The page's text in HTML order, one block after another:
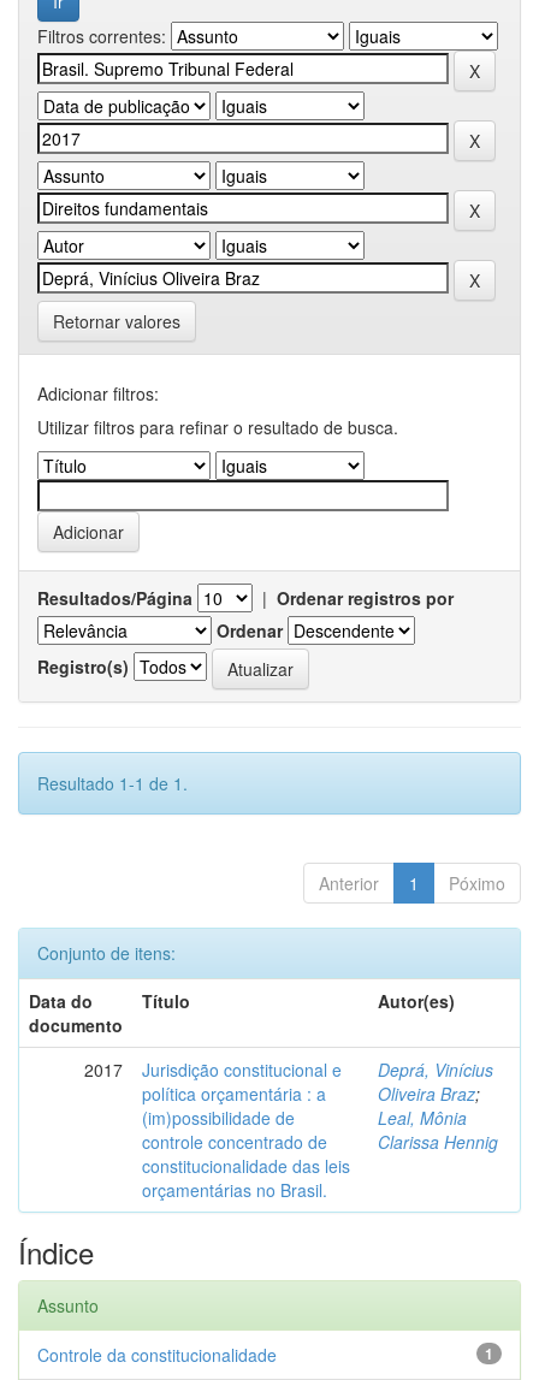
Filtros correntes:
Retornar valores
Adicionar filtros:
Utilizar filtros para refinar o resultado de busca.
Resultados/Página | Ordenar registros por
Ordenar
Registro(s)
Resultado 1-1 de 1.
Anterior 1 Póximo
Conjunto de itens:
Data do
documento
Título Autor(es)
2017
Jurisdição constitucional e
política orçamentária : a
(im)possibilidade de
controle concentrado de
constitucionalidade das leis
orçamentárias no Brasil.
Deprá, Vinícius
Oliveira Braz;
Leal, Mônia
Clarissa Hennig
Índice
Assunto
1
Controle da constitucionalidade